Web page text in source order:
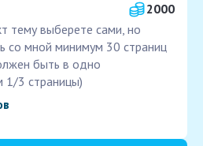
2000
тему выберете сами, но
со мной минимум 30 страниц
быть в одно
1/3 страницы)